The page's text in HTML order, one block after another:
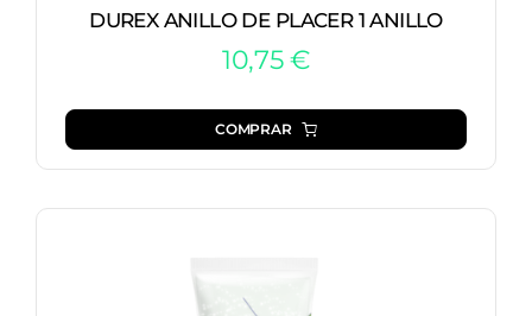
DUREX ANILLO DE PLACER 1 ANILLO
10,75€
COMPRAR